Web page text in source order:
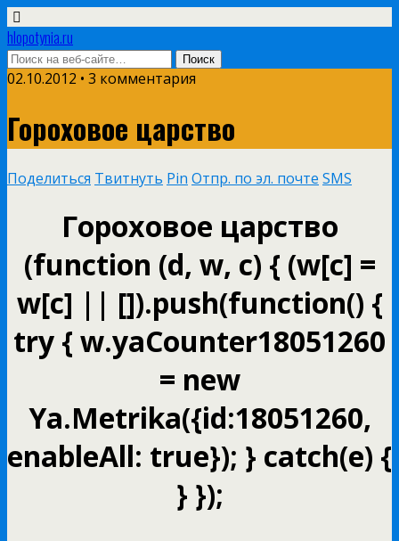
hlopotynia.ru
02.10.2012 • 3 комментария
Гороховое царство
Поделиться Твитнуть Pin Отпр. по эл. почте SMS
Гороховое царство
(function (d, w, c) { (w[c] =
w[c] || []).push(function() {
try { w.yaCounter18051260
= new
Ya.Metrika({id:18051260,
enableAll: true}); } catch(e) {
} });